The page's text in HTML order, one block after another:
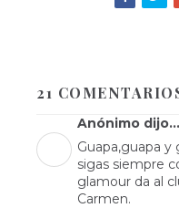
21
Anónimo dijo...
Guapa,guapa y
sigas siempre
glamour da al
Carmen.